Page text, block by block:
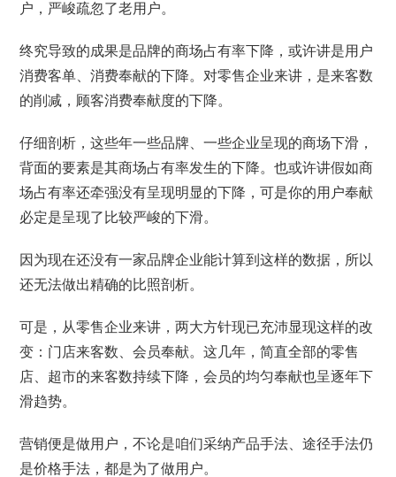
户，严峻疏忽了老用户。
终究导致的成果是品牌的商场占有率下降，或许讲是用户
消费客单、消费奉献的下降。对零售企业来讲，是来客数
的削减，顾客消费奉献度的下降。
仔细剖析，这些年一些品牌、一些企业呈现的商场下滑，
背面的要素是其商场占有率发生的下降。也或许讲假如商
场占有率还牵强没有呈现明显的下降，可是你的用户奉献
必定是呈现了比较严峻的下滑。
因为现在还没有一家品牌企业能计算到这样的数据，所以
还无法做出精确的比照剖析。
可是，从零售企业来讲，两大方针现已充沛显现这样的改
变：门店来客数、会员奉献。这几年，简直全部的零售
店、超市的来客数持续下降，会员的均匀奉献也呈逐年下
滑趋势。
营销便是做用户，不论是咱们采纳产品手法、途径手法仍
是价格手法，都是为了做用户。